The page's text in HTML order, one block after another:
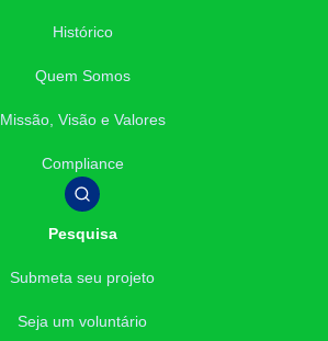
Histórico
Quem Somos
Missão, Visão e Valores
Compliance
Pesquisa
Submeta seu projeto
Seja um voluntário